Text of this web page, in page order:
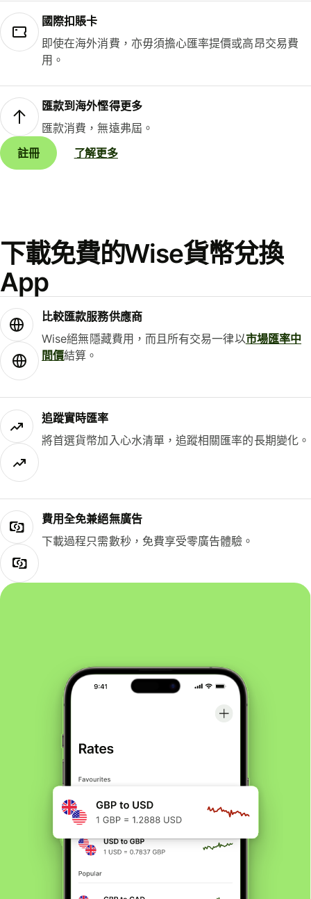
國際扣賬卡
即使在海外消費，亦毋須擔心匯率提價或高昂交易費
用。
匯款到海外慳得更多
匯款消費，無遠弗屆。
註冊
了解更多
下載免費的Wise貨幣兌換
App
比較匯款服務供應商
Wise絕無隱藏費用，而且所有交易一律以市場匯率中
間價結算。
追蹤實時匯率
將首選貨幣加入心水清單，追蹤相關匯率的長期變化。
費用全免兼絕無廣告
下載過程只需數秒，免費享受零廣告體驗。